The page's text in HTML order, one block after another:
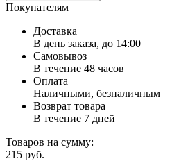
Покупателям
Доставка
В день заказа, до 14:00
Самовывоз
В течение 48 часов
Оплата
Наличными, безналичным
Возврат товара
В течение 7 дней
Товаров на сумму:
215 руб.